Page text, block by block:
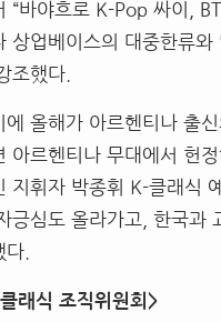
“바야흐로 K-Pop 싸이,
상업베이스의 대중한류
조했다.
에 올해가 아르헨티나 출
아르헨티나 무대에서 헌
지휘자 박종휘 K-클래식
긍심도 올라가고, 한국과
다.
래식 조직위원회>